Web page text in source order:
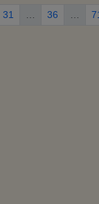
31 36